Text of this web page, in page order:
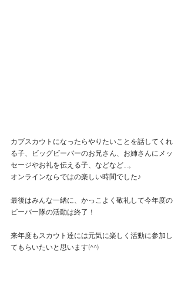
カブスカウトになったらやりたいことを話してくれ
る子、ビッグビーバーのお兄さん、お姉さんにメッ
セージやお礼を伝える子、などなど…。
オンラインならではの楽しい時間でした♪
最後はみんな一緒に、かっこよく敬礼して今年度の
ビーバー隊の活動は終了！
来年度もスカウト達には元気に楽しく活動に参加し
てもらいたいと思います(^^)